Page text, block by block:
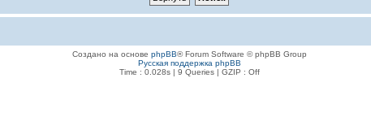
Создано на основе phpBB® Forum Software © phpBB Group
Русская поддержка phpBB
Time : 0.028s | 9 Queries | GZIP : Off